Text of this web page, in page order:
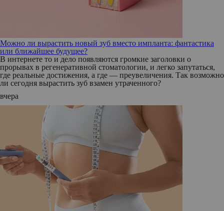
Можно ли вырастить новый зуб вместо импланта: фантастика
или ближайшее будущее?
В интернете то и дело появляются громкие заголовки о
прорывах в регенеративной стоматологии, и легко запутаться,
где реальные достижения, а где — преувеличения. Так возможно
ли сегодня вырастить зуб взамен утраченного?
вчера